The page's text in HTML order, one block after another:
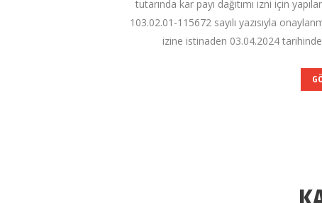
tutarında kar payı dağıtımı izni için
103.02.01-115672 sayılı yazısıyla
izine istinaden 03.04.2024